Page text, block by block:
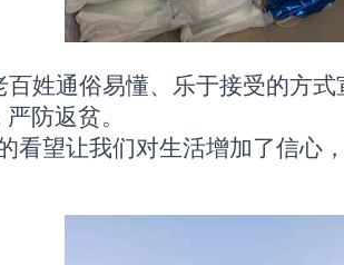
姓通俗易懂、乐于接受的方
防返贫。
看望让我们对生活增加了信心